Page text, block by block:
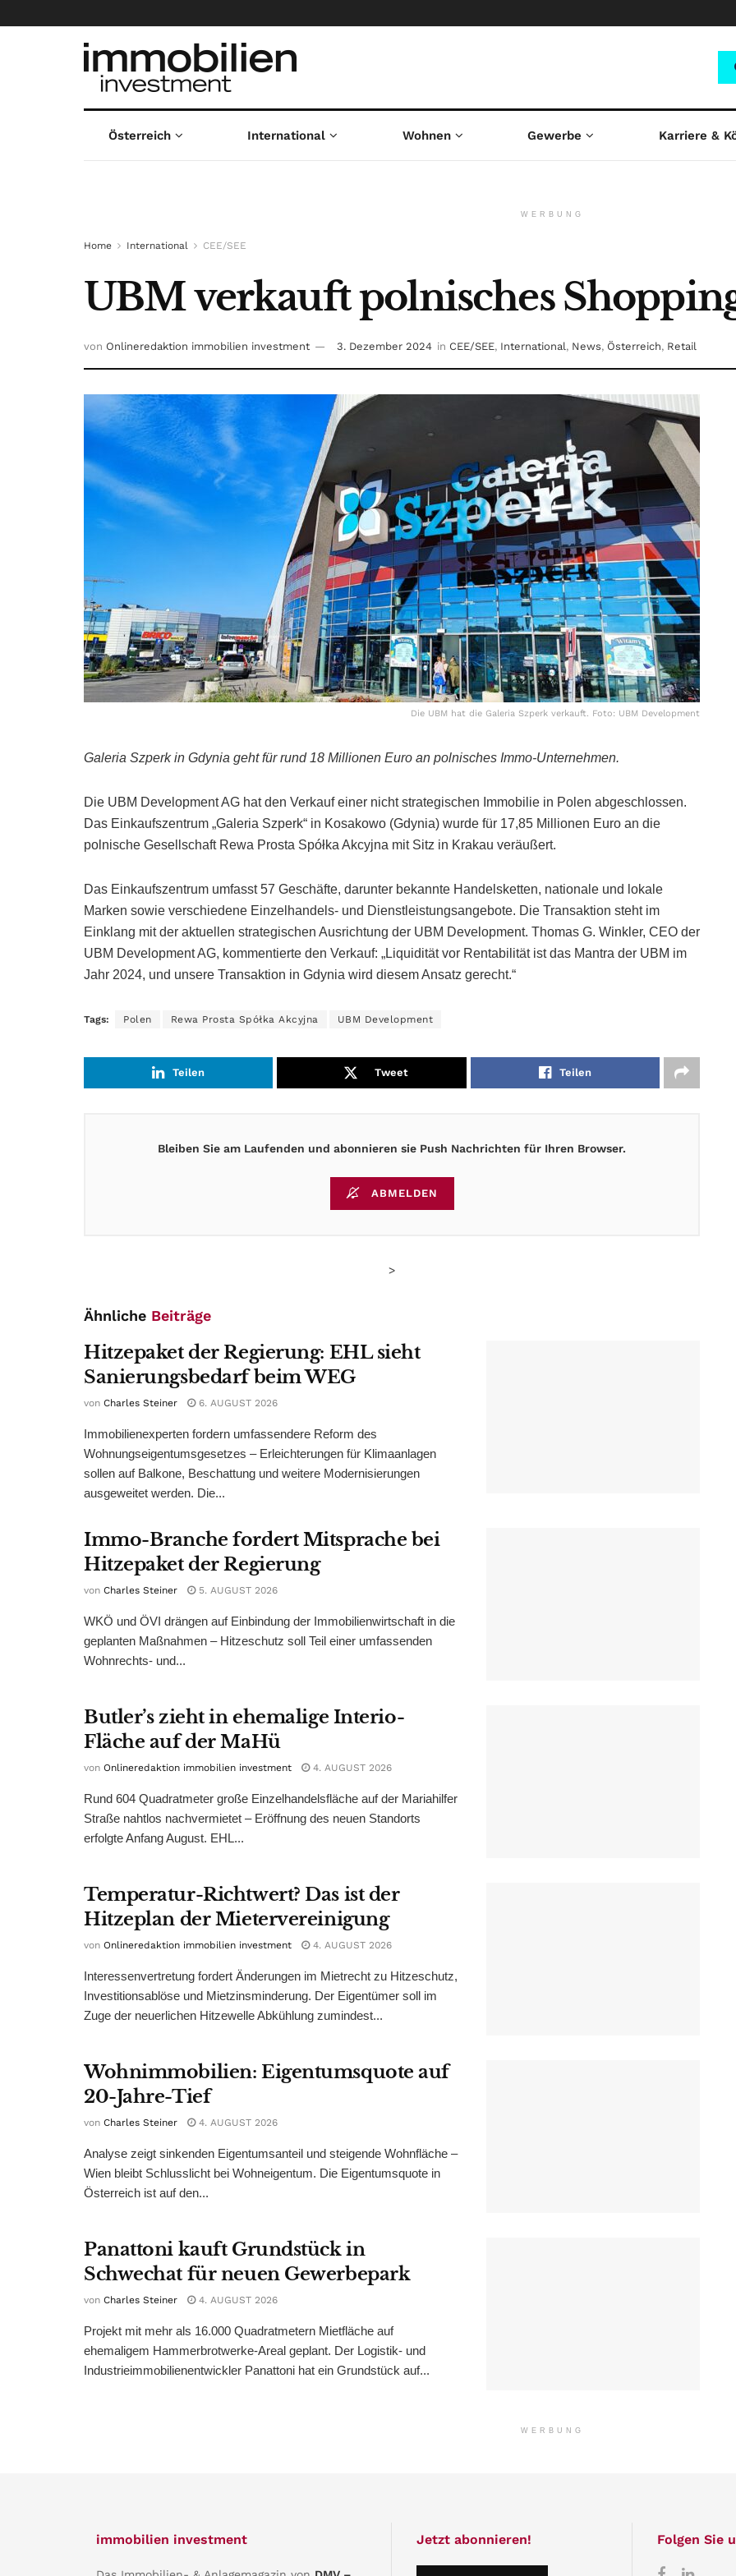
Österreich International Wohnen Gewerbe Karriere &
WERBUNG
Home International CEE/SEE
UBM verkauft polnisches
von Onlineredaktion immobilien investment 3. Dezember 2024 in CEE/SEE, International, News, Österreich, Retail
Die UBM hat die Galeria Szperk verkauft. Foto: UBM Development
Galeria Szperk in Gdynia geht für rund 18 Millionen Euro an polnisches Immo-Unternehmen.
Die UBM Development AG hat den Verkauf einer nicht strategischen Immobilie in Polen abgeschlossen.
Das Einkaufszentrum „Galeria Szperk“ in Kosakowo (Gdynia) wurde für 17,85 Millionen Euro an die
polnische Gesellschaft Rewa Prosta Spółka Akcyjna mit Sitz in Krakau veräußert.
Das Einkaufszentrum umfasst 57 Geschäfte, darunter bekannte Handelsketten, nationale und lokale
Marken sowie verschiedene Einzelhandels- und Dienstleistungsangebote. Die Transaktion steht im
Einklang mit der aktuellen strategischen Ausrichtung der UBM Development. Thomas G. Winkler, CEO der
UBM Development AG, kommentierte den Verkauf: „Liquidität vor Rentabilität ist das Mantra der UBM im
Jahr 2024, und unsere Transaktion in Gdynia wird diesem Ansatz gerecht.“
Tags: Polen Rewa Prosta Spółka Akcyjna UBM Development
Teilen Tweet Teilen
Bleiben Sie am Laufenden und abonnieren sie Push Nachrichten für Ihren Browser.
ABMELDEN
>
Ähnliche Beiträge
Hitzepaket der Regierung: EHL sieht
Sanierungsbedarf beim WEG
von Charles Steiner 6. AUGUST 2026
Immobilienexperten fordern umfassendere Reform des
Wohnungseigentumsgesetzes – Erleichterungen für Klimaanlagen
sollen auf Balkone, Beschattung und weitere Modernisierungen
ausgeweitet werden. Die...
Immo-Branche fordert Mitsprache bei
Hitzepaket der Regierung
von Charles Steiner 5. AUGUST 2026
WKÖ und ÖVI drängen auf Einbindung der Immobilienwirtschaft in die
geplanten Maßnahmen – Hitzeschutz soll Teil einer umfassenden
Wohnrechts- und...
Butler’s zieht in ehemalige Interio-
Fläche auf der MaHü
von Onlineredaktion immobilien investment 4. AUGUST 2026
Rund 604 Quadratmeter große Einzelhandelsfläche auf der Mariahilfer
Straße nahtlos nachvermietet – Eröffnung des neuen Standorts
erfolgte Anfang August. EHL...
Temperatur-Richtwert? Das ist der
Hitzeplan der Mietervereinigung
von Onlineredaktion immobilien investment 4. AUGUST 2026
Interessenvertretung fordert Änderungen im Mietrecht zu Hitzeschutz,
Investitionsablöse und Mietzinsminderung. Der Eigentümer soll im
Zuge der neuerlichen Hitzewelle Abkühlung zumindest...
Wohnimmobilien: Eigentumsquote auf
20-Jahre-Tief
von Charles Steiner 4. AUGUST 2026
Analyse zeigt sinkenden Eigentumsanteil und steigende Wohnfläche –
Wien bleibt Schlusslicht bei Wohneigentum. Die Eigentumsquote in
Österreich ist auf den...
Panattoni kauft Grundstück in
Schwechat für neuen Gewerbepark
von Charles Steiner 4. AUGUST 2026
Projekt mit mehr als 16.000 Quadratmetern Mietfläche auf
ehemaligem Hammerbrotwerke-Areal geplant. Der Logistik- und
Industrieimmobilienentwickler Panattoni hat ein Grundstück auf...
WERBUNG
immobilien investment Jetzt abonnieren! Folgen Sie